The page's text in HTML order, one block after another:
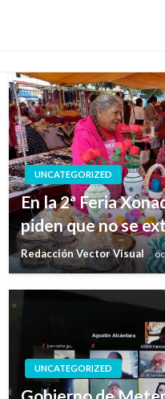
UNCATEGORIZED
En la 2ª Feria
piden que no se
Redacción Vector Visual
UNCATEGORIZED